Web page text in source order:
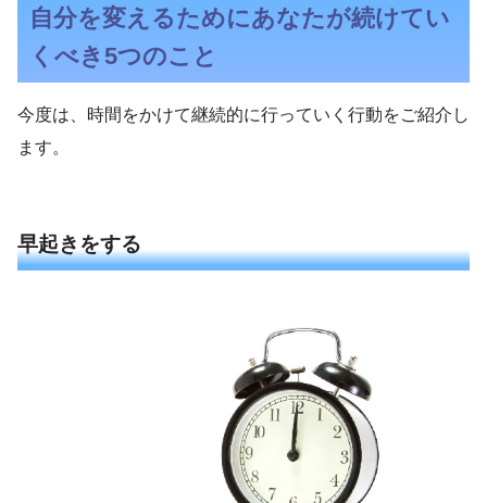
自分を変えるためにあなたが続けてい
くべき5つのこと
今度は、時間をかけて継続的に行っていく行動をご紹介し
ます。
早起きをする